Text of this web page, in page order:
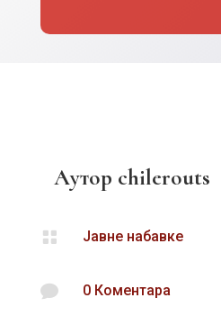
Аутор chilerouts
 Јавне набавке
 0 Коментара